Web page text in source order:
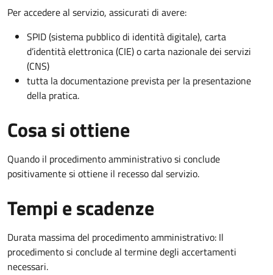
Per accedere al servizio, assicurati di avere:
SPID (sistema pubblico di identità digitale), carta
d’identità elettronica (CIE) o carta nazionale dei servizi
(CNS)
tutta la documentazione prevista per la presentazione
della pratica.
Cosa si ottiene
Quando il procedimento amministrativo si conclude
positivamente si ottiene il recesso dal servizio.
Tempi e scadenze
Durata massima del procedimento amministrativo: Il
procedimento si conclude al termine degli accertamenti
necessari.